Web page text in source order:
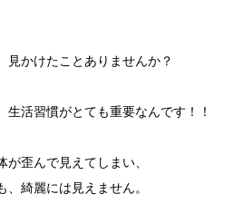
見かけたことありませんか？
生活習慣がとても重要なんです！！
歪んで見えてしまい、
、綺麗には見えません。